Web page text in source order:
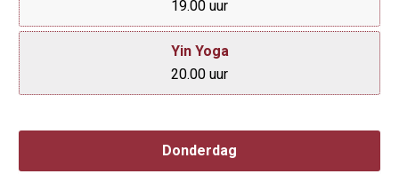
19.00 uur
Yin Yoga
20.00 uur
Donderdag